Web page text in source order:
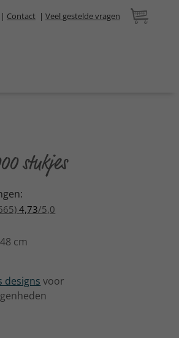
| Contact | Veel gestelde vragen
stukjes
4,73/5,0
cm
designs voor